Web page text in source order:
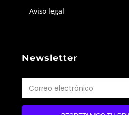
Aviso legal
Newsletter